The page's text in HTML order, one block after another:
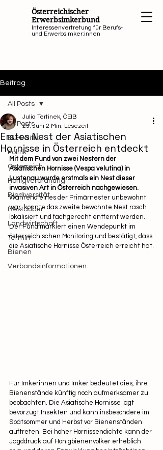
Österreichischer
Erwerbsimkerbund
Interessenvertretung für Berufs-
und Erwerbsimker:innen
Beitrag
All Posts
EU-Politik
Politik
Österreich
Honigverordnung
Biodiversität
Bestäuber
Landwirtschaft
Termin
Bienen
Verbandsinformationen
All Posts
Erstes Nest der Asiatischen
Hornisse in Österreich entdeckt
Julia Tertinek, ÖEIB
23. Juni 2 Min. Lesezeit
Mit dem Fund von zwei Nestern der
Asiatischen Hornisse (Vespa velutina) in
Lustenau wurde erstmals ein Nest dieser
invasiven Art in Österreich nachgewiesen.
Während eines der Primärnester unbewohnt
war, konnte das zweite bewohnte Nest rasch
lokalisiert und fachgerecht entfernt werden.
Der Fund markiert einen Wendepunkt im
österreichischen Monitoring und bestätigt, dass
die Asiatische Hornisse Österreich erreicht hat.
Für Imkerinnen und Imker bedeutet dies, ihre
Bienenstände künftig noch aufmerksamer zu
beobachten. Die Asiatische Hornisse jagt
bevorzugt Insekten und kann insbesondere im
Spätsommer und Herbst vor Bienenständen
auftreten. Bei hoher Hornissendichte kann der
Jagddruck auf Honigbienenvölker erheblich